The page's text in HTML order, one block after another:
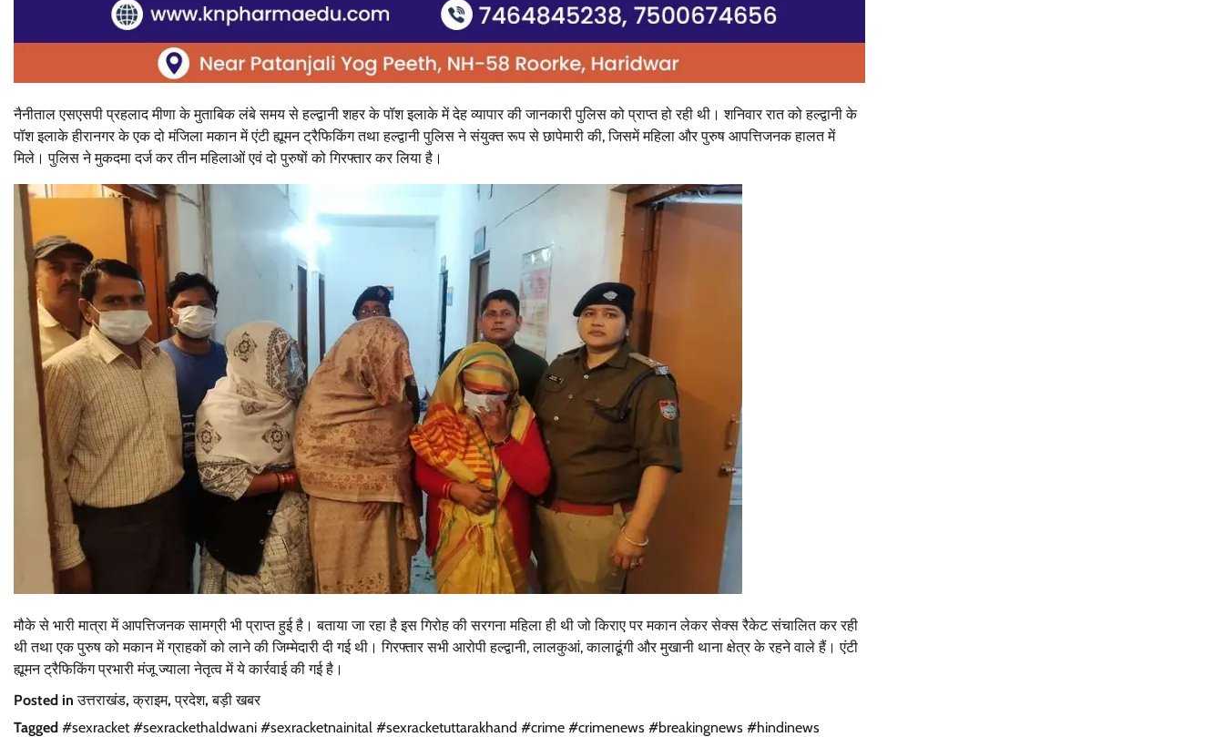
नैनीताल एसएसपी प्रहलाद मीणा के मुताबिक लंबे समय से हल्द्वानी शहर के पॉश इलाके में देह व्यापार की जानकारी पुलिस को प्राप्त हो रही थी। शनिवार रात को हल्द्वानी के
पॉश इलाके हीरानगर के एक दो मंजिला मकान में एंटी ह्यूमन ट्रैफिकिंग तथा हल्द्वानी पुलिस ने संयुक्त रूप से छापेमारी की, जिसमें महिला और पुरुष आपत्तिजनक हालत में
मिले। पुलिस ने मुकदमा दर्ज कर तीन महिलाओं एवं दो पुरुषों को गिरफ्तार कर लिया है।
मौके से भारी मात्रा में आपत्तिजनक सामग्री भी प्राप्त हुई है। बताया जा रहा है इस गिरोह की सरगना महिला ही थी जो किराए पर मकान लेकर सेक्स रैकेट संचालित कर रही
थी तथा एक पुरुष को मकान में ग्राहकों को लाने की जिम्मेदारी दी गई थी। गिरफ्तार सभी आरोपी हल्द्वानी, लालकुआं, कालाढूंगी और मुखानी थाना क्षेत्र के रहने वाले हैं। एंटी
ह्यूमन ट्रैफिकिंग प्रभारी मंजू ज्याला नेतृत्व में ये कार्रवाई की गई है।
Posted inउत्तराखंड,क्राइम,प्रदेश,बड़ी खबर
Tagged #sexracket #sexrackethaldwani #sexracketnainital #sexracketuttarakhand #crime #crimenews #breakingnews #hindinews